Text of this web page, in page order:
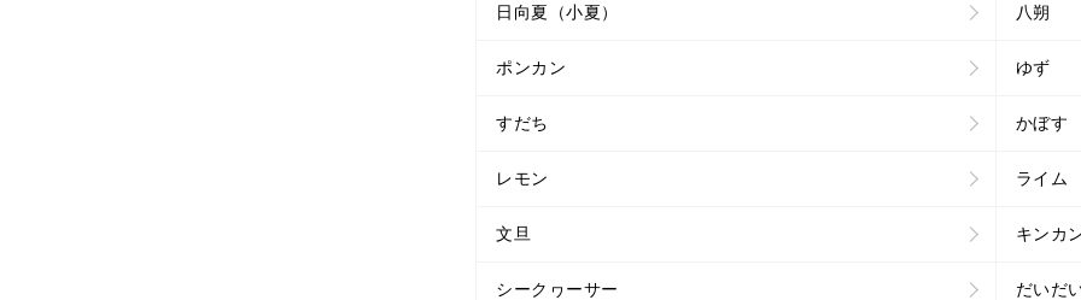
日向夏（小夏） 八朔
ポンカン ゆず
すだち かぼす
レモン ライム
文旦 キンカ
シークヮーサー だいだ